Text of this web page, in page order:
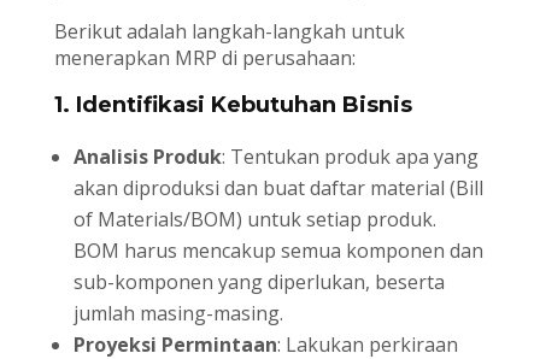
Berikut adalah langkah-langkah untuk
menerapkan MRP di perusahaan:
1. Identifikasi Kebutuhan Bisnis
Analisis Produk: Tentukan produk apa yang
akan diproduksi dan buat daftar material (Bill
of Materials/BOM) untuk setiap produk.
BOM harus mencakup semua komponen dan
sub-komponen yang diperlukan, beserta
jumlah masing-masing.
Proyeksi Permintaan: Lakukan perkiraan